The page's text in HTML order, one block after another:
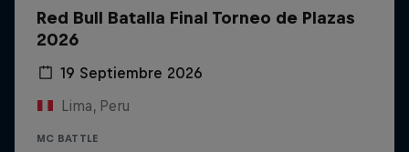
Red Bull Batalla Final Torneo de Plazas
2026
19 Septiembre 2026
Lima, Peru
MC BATTLE